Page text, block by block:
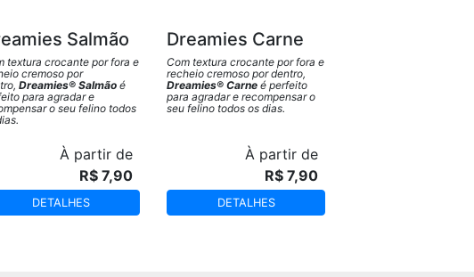
Salmão
textura crocante por fora e
cremoso por
Dreamies® Salmão é
para agradar e
o seu felino todos
À partir de
R$ 7,90
DETALHES
Dreamies Carne
Com textura crocante por fora e
recheio cremoso por dentro,
Dreamies® Carne é perfeito
para agradar e recompensar o
seu felino todos os dias.
À partir de
R$ 7,90
DETALHES